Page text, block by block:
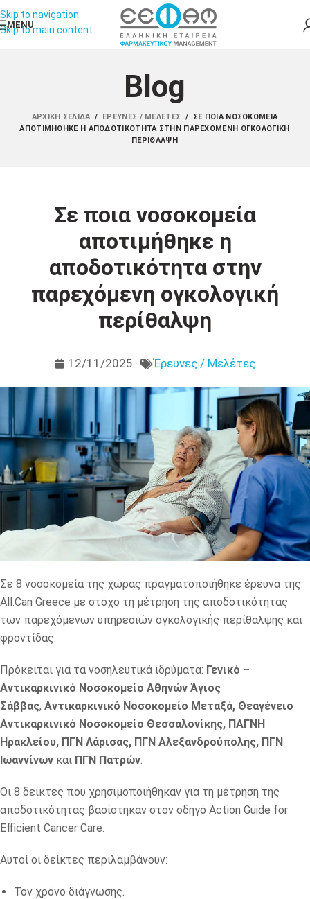
Skip to navigation
Skip to main content
MENU
Blog
ΑΡΧΙΚΉ ΣΕΛΊΔΑ / ΈΡΕΥΝΕΣ / ΜΕΛΈΤΕΣ /
ΣΕ ΠΟΙΑ ΝΟΣΟΚΟΜΕΊΑ
ΑΠΟΤΙΜΉΘΗΚΕ Η ΑΠΟΔΟΤΙΚΌΤΗΤΑ ΣΤΗΝ ΠΑΡΕΧΌΜΕΝΗ ΟΓΚΟΛΟΓΙΚΉ
ΠΕΡΊΘΑΛΨΗ
Σε ποια νοσοκομεία
αποτιμήθηκε η
αποδοτικότητα στην
παρεχόμενη ογκολογική
περίθαλψη
12/11/2025 Έρευνες / Μελέτες
Σε 8 νοσοκομεία της χώρας πραγματοποιήθηκε έρευνα της
All.Can Greece με στόχο τη μέτρηση της αποδοτικότητας
των παρεχόμενων υπηρεσιών ογκολογικής περίθαλψης και
φροντίδας.
Πρόκειται για τα νοσηλευτικά ιδρύματα: Γενικό –
Αντικαρκινικό Νοσοκομείο Αθηνών Άγιος
Σάββας, Αντικαρκινικό Νοσοκομείο Μεταξά, Θεαγένειο
Αντικαρκινικό Νοσοκομείο Θεσσαλονίκης, ΠΑΓΝΗ
Ηρακλείου, ΠΓΝ Λάρισας, ΠΓΝ Αλεξανδρούπολης, ΠΓΝ
Ιωαννίνων και ΠΓΝ Πατρών.
Οι 8 δείκτες που χρησιμοποιήθηκαν για τη μέτρηση της
αποδοτικότητας βασίστηκαν στον οδηγό Action Guide for
Efficient Cancer Care.
Αυτοί οι δείκτες περιλαμβάνουν:
Τον χρόνο διάγνωσης.